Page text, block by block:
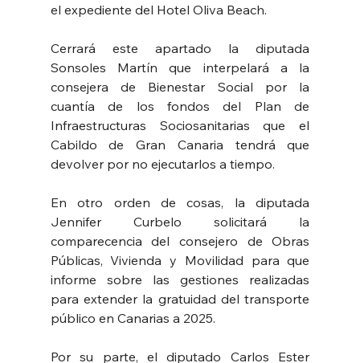
el expediente del Hotel Oliva Beach.
Cerrará este apartado la diputada
Sonsoles Martín que interpelará a la
consejera de Bienestar Social por la
cuantía de los fondos del Plan de
Infraestructuras Sociosanitarias que el
Cabildo de Gran Canaria tendrá que
devolver por no ejecutarlos a tiempo.
En otro orden de cosas, la diputada
Jennifer Curbelo solicitará la
comparecencia del consejero de Obras
Públicas, Vivienda y Movilidad para que
informe sobre las gestiones realizadas
para extender la gratuidad del transporte
público en Canarias a 2025.
Por su parte, el diputado Carlos Ester